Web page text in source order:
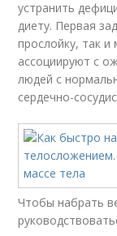
устранить
диету. Первая
прослойку, так
ассоциируют с
людей с
сердечно-
Чтобы набрать